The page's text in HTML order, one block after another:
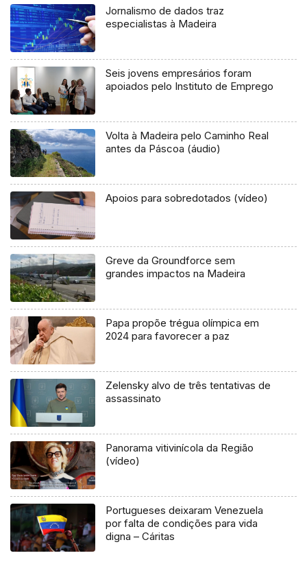
Jornalismo de dados traz
especialistas à Madeira
Seis jovens empresários foram
apoiados pelo Instituto de Emprego
Volta à Madeira pelo Caminho Real
antes da Páscoa (áudio)
Apoios para sobredotados (vídeo)
Greve da Groundforce sem
grandes impactos na Madeira
Papa propõe trégua olímpica em
2024 para favorecer a paz
Zelensky alvo de três tentativas de
assassinato
Panorama vitivinícola da Região
(vídeo)
Portugueses deixaram Venezuela
por falta de condições para vida
digna – Cáritas